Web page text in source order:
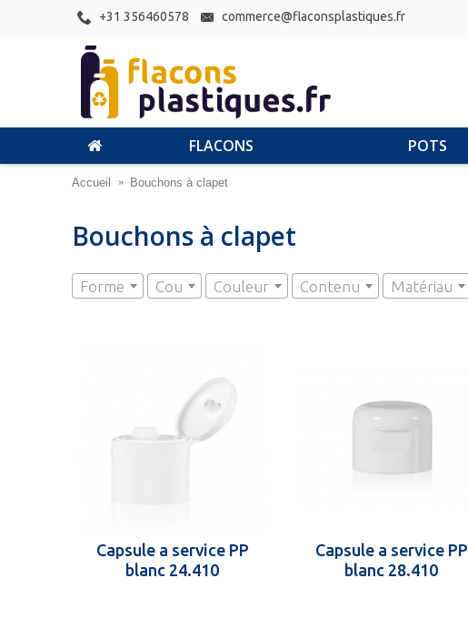
+31 356460578 commerce@flaconsplastiques.fr
FLACONS POTS
Accueil Bouchons à clapet
Bouchons à clapet
Forme Cou Couleur Contenu Matériau
Capsule a service PP
blanc 24.410
Capsule a service PP
blanc 28.410